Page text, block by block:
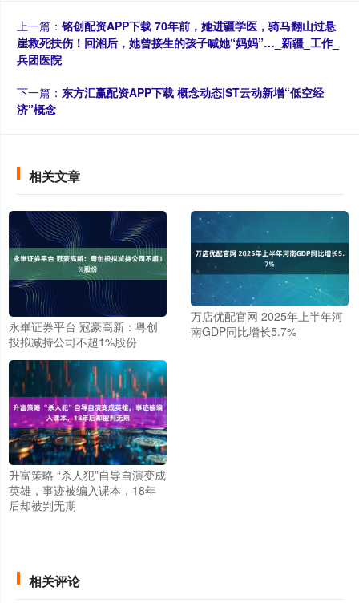
上一篇： 铭创配资APP下载 70年前，她进疆学医，骑马翻山过悬
崖救死扶伤！回湘后，她曾接生的孩子喊她“妈妈”…_新疆_工作_
兵团医院
下一篇： 东方汇赢配资APP下载 概念动态|ST云动新增“低空经
济”概念
相关文章
永崋证券平台 冠豪高新：粤创
投拟减持公司不超1%股份
万店优配官网 2025年上半年河
南GDP同比增长5.7%
升富策略 “杀人犯”自导自演变成
英雄，事迹被编入课本，18年
后却被判无期
相关评论